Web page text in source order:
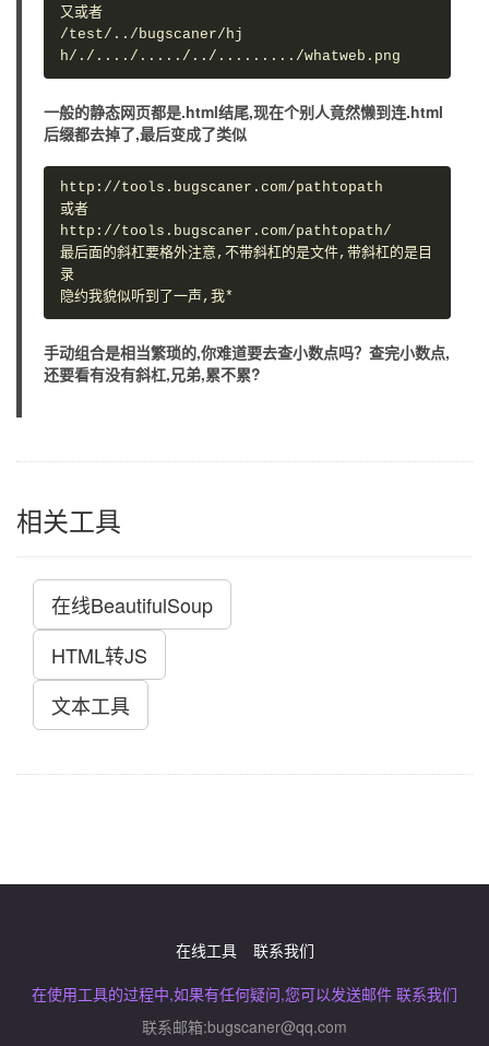
又或者
/test/../bugscaner/hj
h/./..../...../../........./whatweb.png
一般的静态网页都是.html结尾,现在个别人竟然懒到连.html
后缀都去掉了,最后变成了类似
http://tools.bugscaner.com/pathtopath
或者
http://tools.bugscaner.com/pathtopath/
最后面的斜杠要格外注意,不带斜杠的是文件,带斜杠的是目
录
手动组合是相当繁琐的,你难道要去查小数点吗？查完小数点,
还要看有没有斜杠,兄弟,累不累?
相关工具
在线BeautifulSoup
HTML转JS
文本工具
在线工具
联系我们
在使用工具的过程中,如果有任何疑问,您可以发送邮件 联系我们
联系邮箱:bugscaner@qq.com